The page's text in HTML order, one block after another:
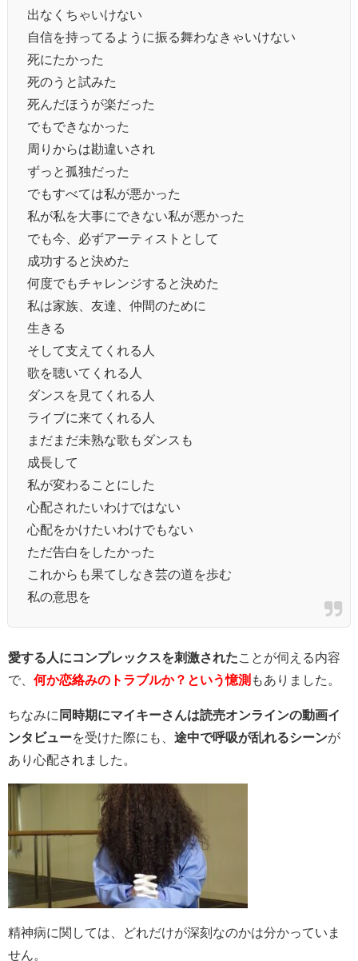
出なくちゃいけない
自信を持ってるように振る舞わなきゃいけない
死にたかった
死のうと試みた
死んだほうが楽だった
でもできなかった
周りからは勘違いされ
ずっと孤独だった
でもすべては私が悪かった
私が私を大事にできない私が悪かった
でも今、必ずアーティストとして
成功すると決めた
何度でもチャレンジすると決めた
私は家族、友達、仲間のために
生きる
そして支えてくれる人
歌を聴いてくれる人
ダンスを見てくれる人
ライブに来てくれる人
まだまだ未熟な歌もダンスも
成長して
私が変わることにした
心配されたいわけではない
心配をかけたいわけでもない
ただ告白をしたかった
これからも果てしなき芸の道を歩む
私の意思を
愛する人にコンプレックスを刺激された ことが伺える内容
で、 何か恋絡みのトラブルか？という憶測 もありました。
ちなみに 同時期にマイキーさんは読売オンラインの動画イ
ンタビューを受けた際にも、 途中で呼吸が乱れるシーンが
あり心配されました。
精神病に関しては、どれだけが深刻なのかは分かっていま
せん。